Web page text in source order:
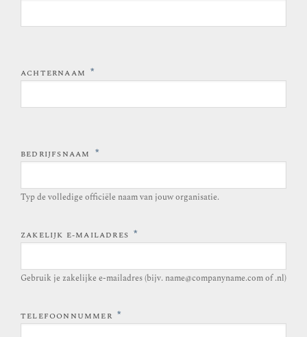
ACHTERNAAM *
BEDRIJFSNAAM *
Typ de volledige officiële naam van jouw organisatie.
ZAKELIJK E-MAILADRES *
Gebruik je zakelijke e-mailadres (bijv. name@companyname.com of .nl)
TELEFOONNUMMER *